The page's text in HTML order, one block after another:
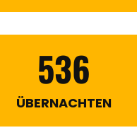
536
ÜBERNACHTEN